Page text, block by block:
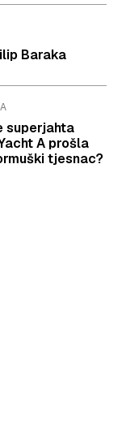
Baraka
superjahta
A prošla
tjesnac?